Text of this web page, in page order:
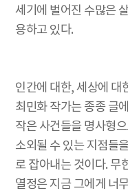
세기에 벌어진 수많은
용하고 있다.
인간에 대한, 세상에 대
최민화 작가는 종종 글
작은 사건들을 명사형
소외될 수 있는 지점들
로 잡아내는 것이다. 무
열정은 지금 그에게 너